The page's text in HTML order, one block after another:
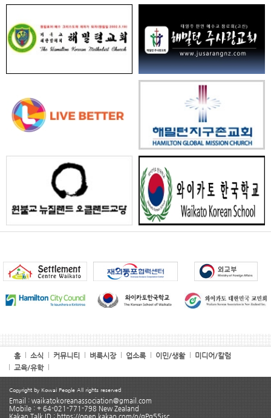
홈 소식 커뮤니티 벼룩시장 업소록 이민/생활
미디어/칼럼
교육/유학
Copyright by Kowai People All rights reserved
Email : waikatokoreanassociation@gmail.com
Mobile : + 64-021-771-798 New Zealand
Kakao Talk ID : https://open.kakao.com/o/gPg55isc